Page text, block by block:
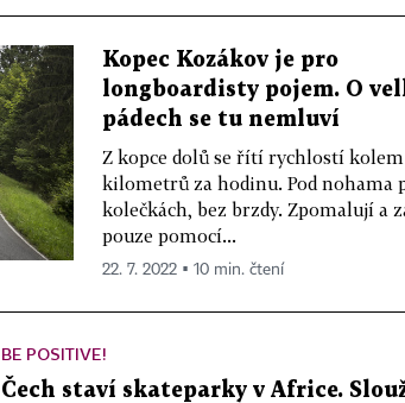
Kopec Kozákov je pro
longboardisty pojem. O
pádech se tu nemluví
Z kopce dolů se řítí rychlostí kolem
kilometrů za hodinu. Pod nohama
kolečkách, bez brzdy. Zpomalují a
pouze pomocí...
22. 7. 2022 ▪ 10 min. čtení
BE POSITIVE!
Čech staví skateparky v Africe.